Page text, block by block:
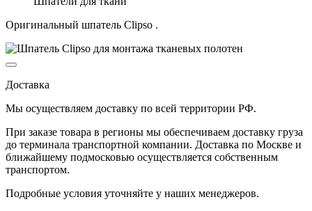
Оригинальный шпатель Clipso .
Доставка
Мы осуществляем доставку по всей территории РФ.
При заказе товара в регионы мы обеспечиваем доставку груза
до терминала транспортной компании. Доставка по Москве и
ближайшему подмосковью осуществляется собственным
транспортом.
Подробные условия уточняйте у наших менеджеров.